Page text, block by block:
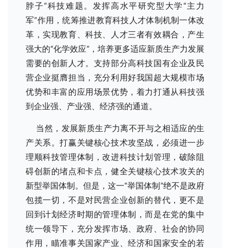
脖子”科技难题。发挥高水平研究型大学“主力
军”作用，统筹推进教育科技人才体制机制一体改
革，实现教育、科技、人才三者有效耦合，产生
强大的“化学效应”，培养更多适应新质生产力发展
需要的创新人才。支持部分高科技国有企业及民
营企业挺膺担当，充分利用好我国超大规模市场
优势和丰富的应用场景优势，着力打通从科技强
到企业强、产业强、经济强的通道。
当然，发展新质生产力离不开与之相适应的生
产关系。打赢关键核心技术攻坚战，必须进一步
理顺科技管理体制，改进科技计划管理，破除阻
碍创新的堵点和卡点，健全关键核心技术攻关的
新型举国体制。但是，这一“举国体制”绝不是政府
包揽一切，不是对民营企业创新的替代，更不是
回到计划经济时期的管理体制，而是在党的集中
统一领导下，充分发挥市场、政府、社会的协同
作用，瞄准事关国家产业、经济和国家安全的若